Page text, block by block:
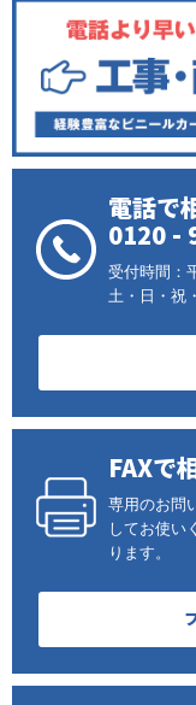
電話で
0120 -
受付時間：
土・日・祝
FAXで
専用のお問
してお使い
ります。